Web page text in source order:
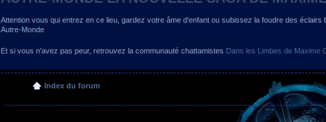
Attention vous qui entrez en ce lieu, gardez votre âme d'enfant ou subissez la foudre des éclairs
Autre-Monde
Et si vous n'avez pas peur, retrouvez la communauté chattamistes Dans les Limbes de Maxime
Index du forum